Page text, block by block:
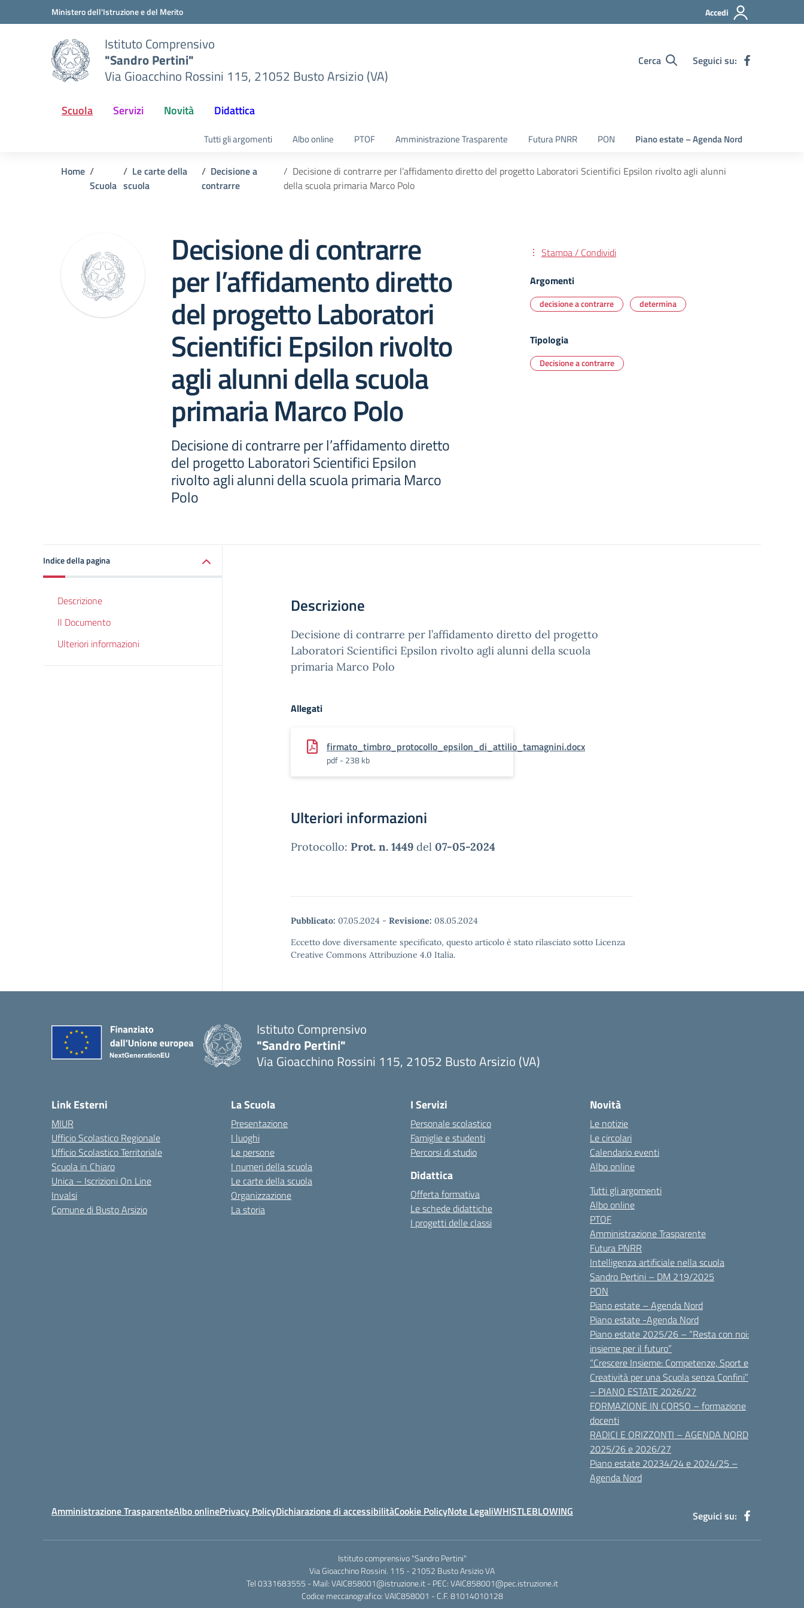
Vai ai contenuti
Vai al menu di navigazioneMinistero dell'Istruzione e del Merito Accedi
Istituto Comprensivo
"Sandro Pertini"
Via Gioacchino Rossini 115, 21052 Busto Arsizio (VA)
Cerca Seguici su:
Scuola Servizi Novità Didattica
Tutti gli argomenti Albo online PTOF Amministrazione Trasparente Futura PNRR PON Piano estate – Agenda Nord
Home
Scuola
Le carte della
scuola
Decisione a
contrarre
Decisione di contrarre per l’affidamento diretto del progetto Laboratori Scientifici Epsilon rivolto agli alunni
della scuola primaria Marco Polo
Decisione di contrarre
per l’affidamento diretto
del progetto Laboratori
Scientifici Epsilon rivolto
agli alunni della scuola
primaria Marco Polo
Decisione di contrarre per l’affidamento diretto
del progetto Laboratori Scientifici Epsilon
rivolto agli alunni della scuola primaria Marco
Polo
Stampa / Condividi
Argomenti
decisione a contrarre determina
Tipologia
Decisione a contrarre
Indice della pagina
Descrizione
Il Documento
Ulteriori informazioni
Descrizione
Decisione di contrarre per l’affidamento diretto del progetto
Laboratori Scientifici Epsilon rivolto agli alunni della scuola
primaria Marco Polo
Allegati
firmato_timbro_protocollo_epsilon_di_attilio_tamagnini.docx
pdf - 238 kb
Ulteriori informazioni
Protocollo: Prot. n. 1449 del 07-05-2024
Pubblicato: 07.05.2024 - Revisione: 08.05.2024
Eccetto dove diversamente specificato, questo articolo è stato rilasciato sotto Licenza
Creative Commons Attribuzione 4.0 Italia.
Istituto Comprensivo
"Sandro Pertini"
Via Gioacchino Rossini 115, 21052 Busto Arsizio (VA)
Link Esterni
MIUR
Ufficio Scolastico Regionale
Ufficio Scolastico Territoriale
Scuola in Chiaro
Unica – Iscrizioni On Line
Invalsi
Comune di Busto Arsizio
La Scuola
Presentazione
I luoghi
Le persone
I numeri della scuola
Le carte della scuola
Organizzazione
La storia
I Servizi
Personale scolastico
Famiglie e studenti
Percorsi di studio
Didattica
Offerta formativa
Le schede didattiche
I progetti delle classi
Novità
Le notizie
Le circolari
Calendario eventi
Albo online
Tutti gli argomenti
Albo online
PTOF
Amministrazione Trasparente
Futura PNRR
Intelligenza artificiale nella scuola
Sandro Pertini – DM 219/2025
PON
Piano estate – Agenda Nord
Piano estate -Agenda Nord
Piano estate 2025/26 – “Resta con noi:
insieme per il futuro”
“Crescere Insieme: Competenze, Sport e
Creatività per una Scuola senza Confini”
– PIANO ESTATE 2026/27
FORMAZIONE IN CORSO – formazione
docenti
RADICI E ORIZZONTI – AGENDA NORD
2025/26 e 2026/27
Piano estate 20234/24 e 2024/25 –
Agenda Nord
Amministrazione TrasparenteAlbo onlinePrivacy PolicyDichiarazione di accessibilitàCookie PolicyNote LegaliWHISTLEBLOWING Seguici su:
Istituto comprensivo "Sandro Pertini"
Via Gioacchino Rossini. 115 - 21052 Busto Arsizio VA
Tel 0331683555 - Mail: VAIC858001@istruzione.it - PEC: VAIC858001@pec.istruzione.it
Codice meccanografico: VAIC858001 - C.F. 81014010128